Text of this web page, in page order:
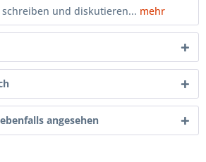
und diskutieren... mehr
angesehen